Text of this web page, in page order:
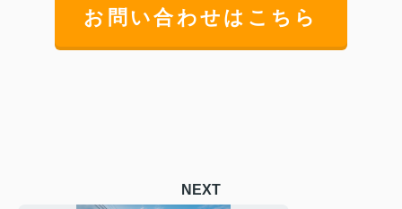
お問い合わせはこちら
NEXT